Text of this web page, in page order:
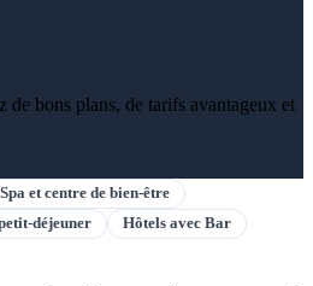
de bons plans, de tarifs avantageux et
et centre de bien-être
déjeuner
Hôtels avec Bar